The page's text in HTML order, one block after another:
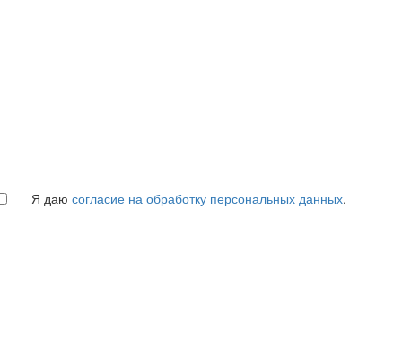
Я даю согласие на обработку персональных данных.